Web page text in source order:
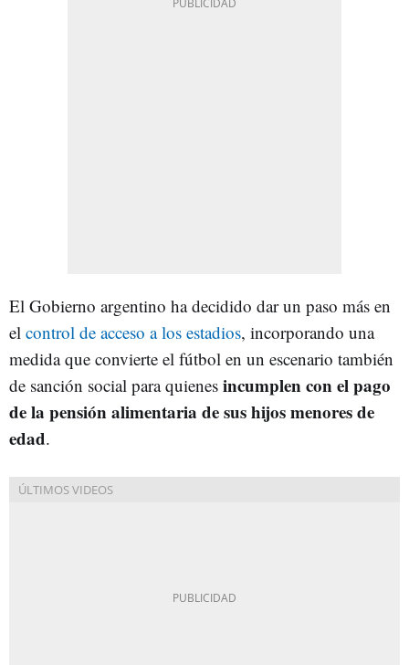
El Gobierno argentino ha decidido dar un paso más en
el control de acceso a los estadios, incorporando una
medida que convierte el fútbol en un escenario también
de sanción social para quienes incumplen con el pago
de la pensión alimentaria de sus hijos menores de
edad.